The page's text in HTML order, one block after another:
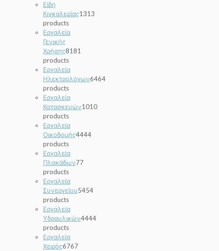
Είδη
Κιγκαλερίας1313
products
Εργαλεία
Γενικής
Χρήσης81 81
products
Εργαλεία
Ηλεκτρολόγων6464
products
Εργαλεία
Κατασκευών1010
products
Εργαλεία
Οικοδομής4444
products
Εργαλεία
Πλακάδων77
products
Εργαλεία
Συνεργείου5454
products
Εργαλεία
Υδραυλικών4444
products
Εργαλεία
Χειρός6767